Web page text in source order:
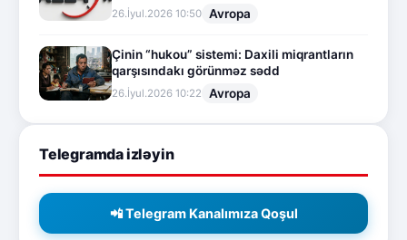
26.İyul.2026 10:50 Avropa
Çinin “hukou” sistemi: Daxili miqrantların
qarşısındakı görünməz sədd
26.İyul.2026 10:22 Avropa
Telegramda izləyin
📲 Telegram Kanalımıza Qoşul